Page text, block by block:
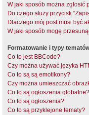
W jaki sposób można zgłosić
Do czego służy przycisk
Dlaczego mój post musi być
W jaki sposób mogę
Formatowanie i typy
Co to jest BBCode?
Czy można używać języka
Co to są są emotikony?
Czy można umieszczać
Co to są ogłoszenia globalne?
Co to są ogłoszenia?
Co to są przyklejone tematy?